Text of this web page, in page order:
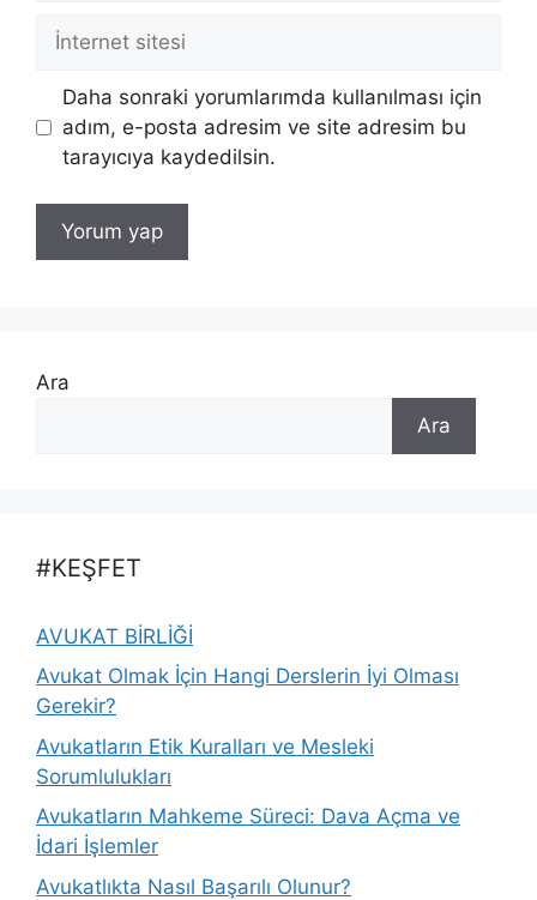
İnternet
Daha sonraki yorumlarımda kullanılması için
adım, e-posta adresim ve site adresim bu
tarayıcıya kaydedilsin.
Ara
Ara
#KEŞFET
AVUKAT BİRLİĞİ
Avukat Olmak İçin Hangi Derslerin İyi Olması
Gerekir?
Avukatların Etik Kuralları ve Mesleki
Sorumlulukları
Avukatların Mahkeme Süreci: Dava Açma ve
İdari İşlemler
Avukatlıkta Nasıl Başarılı Olunur?